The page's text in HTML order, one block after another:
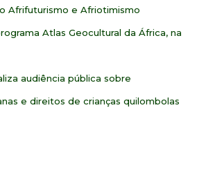
Afrifuturismo e Afriotimismo
Atlas Geocultural da África, na
audiência pública sobre
e direitos de crianças quilombolas